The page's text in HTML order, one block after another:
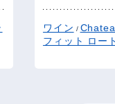
ワイン /
フィット ロー